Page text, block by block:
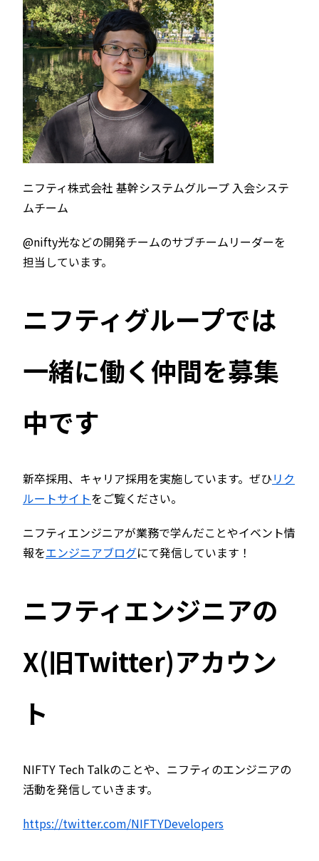
ニフティ株式会社 基幹システムグループ 入会システ
ムチーム
@nifty光などの開発チームのサブチームリーダーを
担当しています。
ニフティグループでは
一緒に働く仲間を募集
中です
新卒採用、キャリア採用を実施しています。ぜひリク
ルートサイトをご覧ください。
ニフティエンジニアが業務で学んだことやイベント情
報をエンジニアブログにて発信しています！
ニフティエンジニアの
X(旧Twitter)アカウン
ト
NIFTY Tech Talkのことや、ニフティのエンジニアの
活動を発信していきます。
https://twitter.com/NIFTYDevelopers